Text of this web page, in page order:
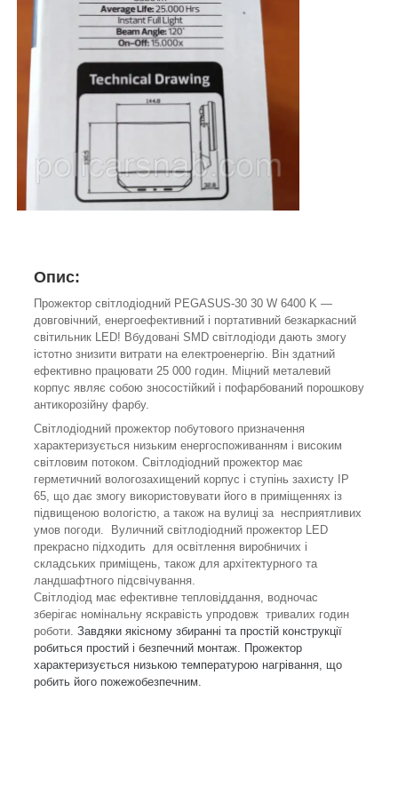
Опис:
Прожектор світлодіодний PEGASUS-30 30 W 6400 K —
довговічний, енергоефективний і портативний безкаркасний
світильник LED! Вбудовані SMD світлодіоди дають змогу
істотно знизити витрати на електроенергію. Він здатний
ефективно працювати 25 000 годин. Міцний металевий
корпус являє собою зносостійкий і пофарбований порошкову
антикорозійну фарбу.
Світлодіодний прожектор побутового призначення
характеризується низьким енергоспоживанням і високим
світловим потоком. Світлодіодний прожектор має
герметичний вологозахищений корпус і ступінь захисту IP
65, що дає змогу використовувати його в приміщеннях із
підвищеною вологістю, а також на вулиці за несприятливих
умов погоди.
Вуличний світлодіодний прожектор LED
прекрасно підходить для освітлення виробничих і
складських приміщень, також для архітектурного та
ландшафтного підсвічування.
Світлодіод має ефективне тепловіддання, водночас
зберігає номінальну яскравість упродовж тривалих годин
роботи. Завдяки якісному збиранні та простій конструкції
робиться простий і безпечний монтаж. Прожектор
характеризується низькою температурою нагрівання, що
робить його пожежобезпечним.